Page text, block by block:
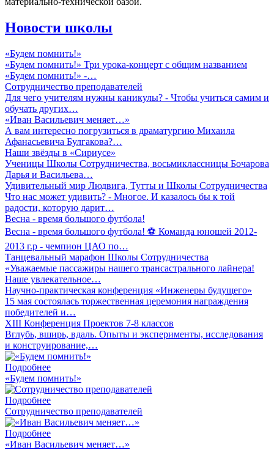
Новости школы
«Будем помнить!»
«Будем помнить!» Три урока-концерт с общим названием
«Будем помнить!» -…
Сотрудничество преподавателей
Для чего учителям нужны каникулы? - Чтобы учиться самим и
обучать других…
«Иван Васильевич меняет…»
А вам интересно погрузиться в драматургию Михаила
Афанасьевича Булгакова?…
Наши звёзды в «Сириусе»
Ученицы Школы Сотрудничества, восьмиклассницы Бочарова
Дарья и Васильева…
Удивительный мир Людвига, Тутты и Школы Сотрудничества
Что нас может удивить? - Многое. И казалось бы к той
радости, которую дарит…
Весна - время большого футбола!
Весна - время большого футбола! ⚽️ Команда юношей 2012-
2013 г.р - чемпион ЦАО по…
Танцевальный марафон Школы Сотрудничества
«Уважаемые пассажиры нашего трансастрального лайнера!
Наше увлекательное…
Научно-практическая конференция «Инженеры будущего»
15 мая состоялась торжественная церемония награждения
победителей и…
XIII Конференция Проектов 7-8 классов
Вглубь, вширь, вдаль. Опыты и эксперименты, исследования
и конструирование,…
Подробнее
«Будем помнить!»
Подробнее
Сотрудничество преподавателей
Подробнее
«Иван Васильевич меняет…»